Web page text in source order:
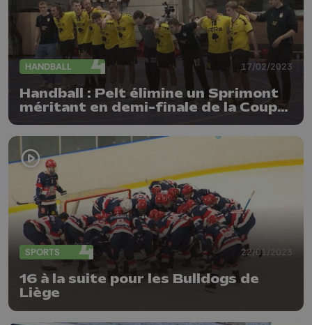
HANDBALL 17/02/2023
Handball : Pelt élimine un Sprimont
méritant en demi-finale de la Coupe
de Belgique
SPORTS 22/01/2023
16 à la suite pour les Bulldogs de
Liège